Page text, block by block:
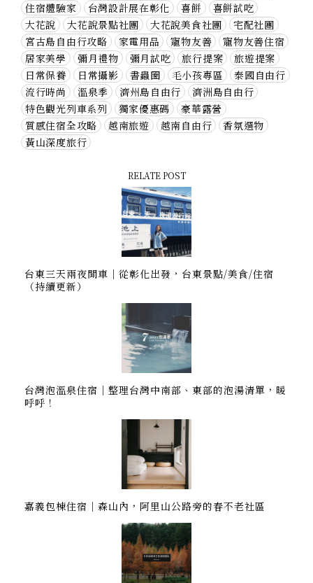
住宿體驗家
台灣設計展在彰化 喜餅
喜餅試吃
大花說
大花說景點社團 大花說美食社團
宅配社團
宮古島自由行攻略
家電用品 寵物友善
寵物友善住宿
居家美學
彌月禮物 彌月試吃 旅行提案
旅遊提案
日常保養
日常攝影 書蟲圈 毛小孩專區
泰國自由行
流行時尚
溫泉季 濟州島自由行
濟洲島自由行
特色觀光列車系列
獨家優惠碼
豪華露營
質感住宿全攻略
越南旅遊 越南自由行
香氛選物
黃山深度旅行
RELATE POST
台東三天兩夜開車｜從彰化出發，台東景點/美食/住宿
（持續更新）
台灣泡溫泉住宿｜整理台灣中南部、東部的泡湯清單，暖
呼呼！
嘉義包棟住宿｜森山內，阿里山公路旁的春不老社區